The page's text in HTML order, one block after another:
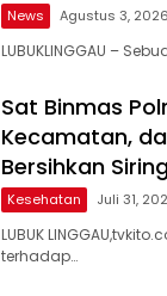
News Agustus 3, 2026
LUBUKLINGGAU –
Sat Binmas
Kecamatan,
Bersihkan
Kesehatan Juli 31,
LUBUK
terhadap…